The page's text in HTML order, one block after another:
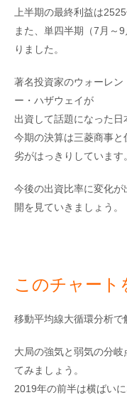
上半期の最終利益は
また、単四半期（7月～
りました。
著名投資家のウォーレ
ー・ハザウェイが
出資して話題になった日
今期の決算は三菱商事
劣がはっきりしています。
今後の出資比率に変化
開を見ていきましょう。
このチャート
移動平均線大循環分析で
大局の強気と弱気の分
てみましょう。
2019年の前半は横ばいに